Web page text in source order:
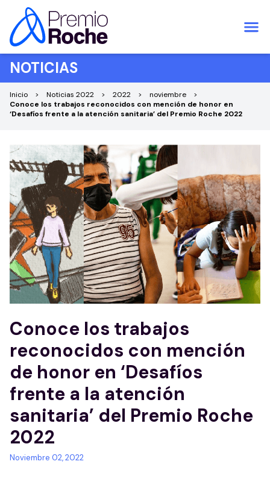
Saltar al contenido
NOTICIAS
Inicio Noticias 2022 2022
noviembre
Conoce los trabajos reconocidos con mención de honor en
‘Desafíos frente a la atención sanitaria’ del Premio Roche 2022
Conoce los trabajos
reconocidos con mención
de honor en ‘Desafíos
frente a la atención
sanitaria’ del Premio Roche
2022
Noviembre 02, 2022